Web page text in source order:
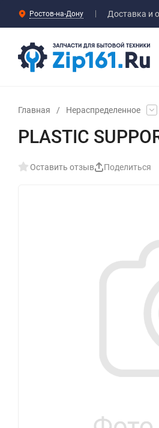
Ростов-на-Дону Доставка и
Главная / Нераспределенное
PLASTIC
Оставить отзыв Поделиться